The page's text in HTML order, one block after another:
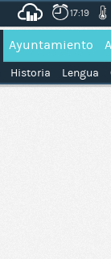
17:19
Ayuntamiento
Historia Lengua